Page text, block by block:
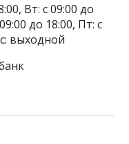
Вт: с 09:00 до
до 18:00, Пт: с
выходной